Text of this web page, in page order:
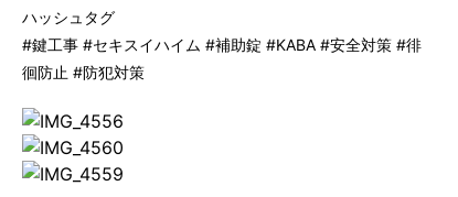
ハッシュタグ
#鍵工事 #セキスイハイム #補助錠 #KABA #安全対策 #徘
徊防止 #防犯対策